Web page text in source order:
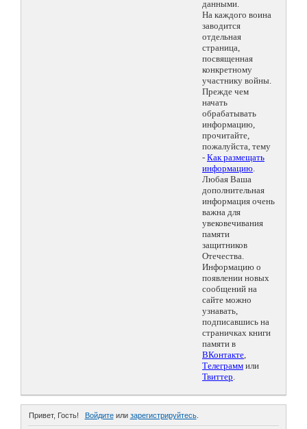
данными.
На каждого воина
заводится
отдельная
страница,
посвященная
конкретному
участнику войны.
Прежде чем
начать
обрабатывать
информацию,
прочитайте,
пожалуйста, тему
- Как размещать
информацию.
Любая Ваша
дополнительная
информация очень
важна для
увековечивания
памяти
защитников
Отечества.
Информацию о
появлении новых
сообщений на
сайте можно
узнавать,
подписавшись на
страничках книги
памяти в
ВКонтакте,
Телеграмм или
Твиттер.
Привет, Гость! Войдитеили зарегистрируйтесь.